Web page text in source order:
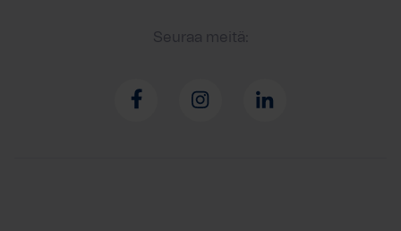
Seuraa meitä: